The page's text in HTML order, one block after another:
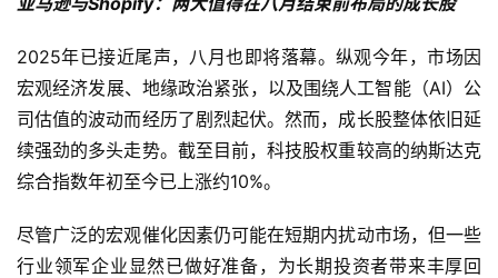
2025年已接近尾声，八月也即将落幕。纵观今年，市场因
宏观经济发展、地缘政治紧张，以及围绕人工智能（AI）公
司估值的波动而经历了剧烈起伏。然而，成长股整体依旧延
续强劲的多头走势。截至目前，科技股权重较高的纳斯达克
综合指数年初至今已上涨约10%。
尽管广泛的宏观催化因素仍可能在短期内扰动市场，但一些
行业领军企业显然已做好准备，为长期投资者带来丰厚回